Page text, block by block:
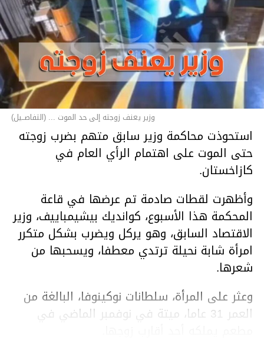
وزير يعنف زوجته إلى حد الموت ... (التفاصــيل)
استحوذت محاكمة وزير سابق متهم بضرب زوجته
حتى الموت على اهتمام الرأي العام في
كازاخستان.
وأظهرت لقطات صادمة تم عرضها في قاعة
المحكمة هذا الأسبوع، كوانديك بيشيمباييف، وزير
الاقتصاد السابق، وهو يركل ويضرب بشكل متكرر
امرأة شابة نحيلة ترتدي معطفا، ويسحبها من
شعرها.
وعثر على المرأة، سلطانات نوكينوفا، البالغة من
العمر 31 عاما، ميتة في نوفمبر الماضي في